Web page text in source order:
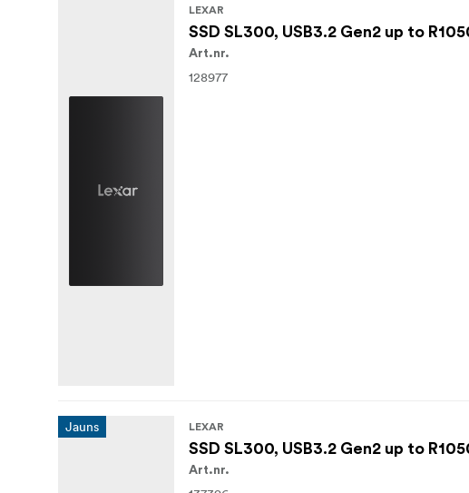
Lexar 2TB SL300 USB 3.2 Gen 2 portatīvais
Ierobežota 3 gadu ražotāja garantija
LEXAR
SSD SL300, USB3.2 Gen2 up to
Art.nr.
128977
Jauns LEXAR
SSD SL300, USB3.2 Gen2 up to
Art.nr.